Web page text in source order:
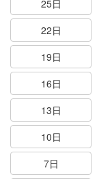
25日
22日
19日
16日
13日
10日
7日